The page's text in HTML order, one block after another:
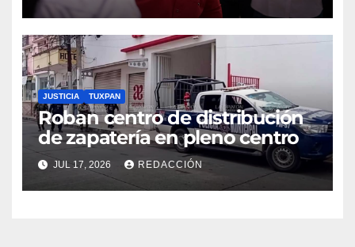
JUSTICIA TUXPAN
Roban centro de distribución
de zapatería en pleno centro
JUL 17, 2026 REDACCIÓN